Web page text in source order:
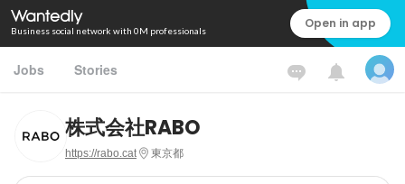
Business social network with 0M professionals Open in app
Jobs Stories
株式会社RABO
https://rabo.cat 東京都